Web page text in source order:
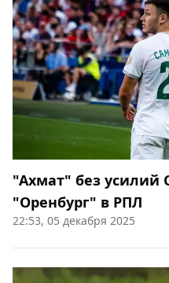
"Ахмат" без усилий
"Оренбург" в РПЛ
22:53, 05 декабря 2025